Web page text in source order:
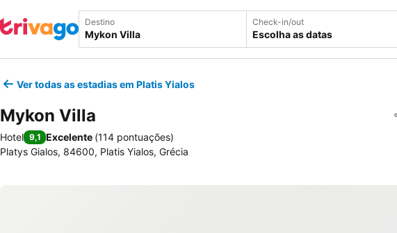
Destino Check-in/out
Escolha as datas
Ver todas as estadias em Platis Yialos
Mykon Villa
Hotel 9,1 Excelente (114 pontuações)
Platys Gialos, 84600, Platis Yialos, Grécia